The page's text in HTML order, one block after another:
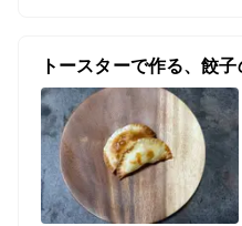
トースターで作る、餃